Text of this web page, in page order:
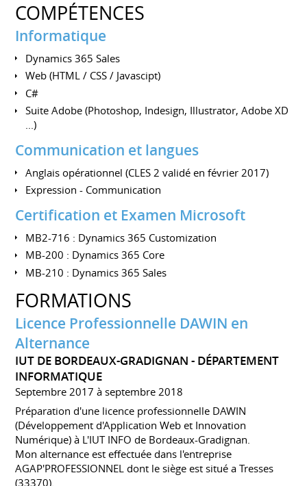
COMPÉTENCES
Informatique
Dynamics 365 Sales
Web (HTML / CSS / Javascipt)
C#
Suite Adobe (Photoshop, Indesign, Illustrator, Adobe XD
...)
Communication et langues
Anglais opérationnel (CLES 2 validé en février 2017)
Expression - Communication
Certification et Examen Microsoft
MB2-716 : Dynamics 365 Customization
MB-200 : Dynamics 365 Core
MB-210 : Dynamics 365 Sales
FORMATIONS
Licence Professionnelle DAWIN en
Alternance
IUT DE BORDEAUX-GRADIGNAN - DÉPARTEMENT
INFORMATIQUE
Septembre 2017 à septembre 2018
Préparation d'une licence professionnelle DAWIN
(Développement d'Application Web et Innovation
Numérique) à L'IUT INFO de Bordeaux-Gradignan.
Mon alternance est effectuée dans l'entreprise
AGAP'PROFESSIONNEL dont le siège est situé a Tresses
(33370).